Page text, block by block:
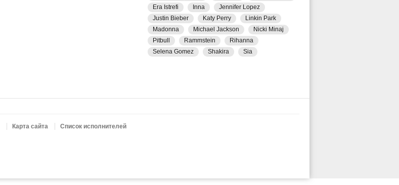
Era Istrefi
Inna
Jennifer Lopez
Justin Bieber
Katy Perry
Linkin Park
Madonna
Michael Jackson
Nicki Minaj
Pitbull
Rammstein
Rihanna
Selena Gomez
Shakira Sia
Карта сайта
Список исполнителей